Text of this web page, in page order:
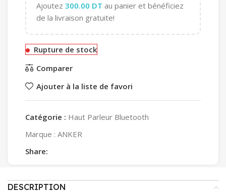
Ajoutez 300.00 DT au panier et bénéficiez
de la livraison gratuite!
Rupture de stock
Comparer
Ajouter à la liste de favori
Catégorie : Haut Parleur Bluetooth
Marque : ANKER
Share:
DESCRIPTION